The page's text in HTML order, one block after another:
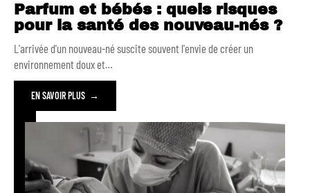
Parfum et bébés : quels risques
pour la santé des nouveau-nés ?
L'arrivée d'un nouveau-né suscite souvent l'envie de créer un
environnement doux et…
EN SAVOIR PLUS